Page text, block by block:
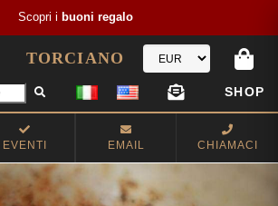
Scopri i buoni regalo
TORCIANO
SHOP
EVENTI EMAIL CHIAMACI